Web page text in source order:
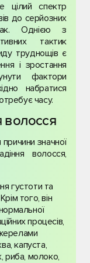
цілий спектр
до серйозних
Однією з
тактик
труднощів є
і зростання
фактори
набратися
часу.
волосся
значної
волосся,
густоти та
того, він
процесів,
капуста,
риба, молоко,